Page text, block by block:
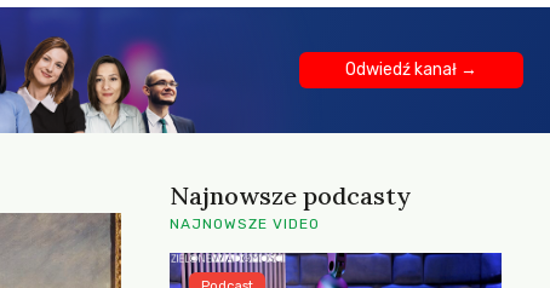
Odwiedź kanał →
Najnowsze podcasty
NAJNOWSZE VIDEO